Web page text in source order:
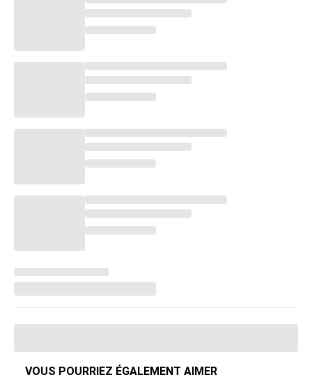
VOUS POURRIEZ ÉGALEMENT AIMER